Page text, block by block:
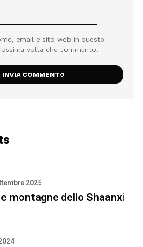
email e sito web in questo
volta che commento.
2025
montagne dello Shaanxi